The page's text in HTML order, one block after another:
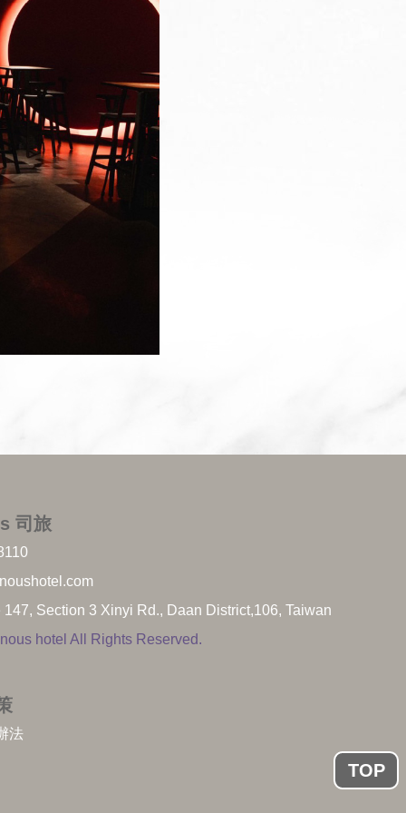
司旅
147, Section 3 Xinyi Rd., Daan District,106, Taiwan
hotel All Rights Reserved.
法
TOP